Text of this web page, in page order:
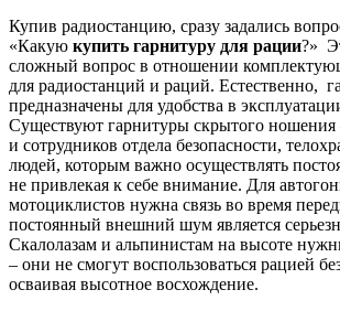
Купив радиостанцию, сразу задались
«Какую купить гарнитуру для рации?»
сложный вопрос в отношении
для радиостанций и раций. Естественно,
предназначены для удобства в
Существуют гарнитуры скрытого ношения
и сотрудников отдела безопасности,
людей, которым важно осуществлять
не привлекая к себе внимание. Для
мотоциклистов нужна связь во время
постоянный внешний шум является
Скалолазам и альпинистам на высоте
– они не смогут воспользоваться рацией
осваивая высотное восхождение.